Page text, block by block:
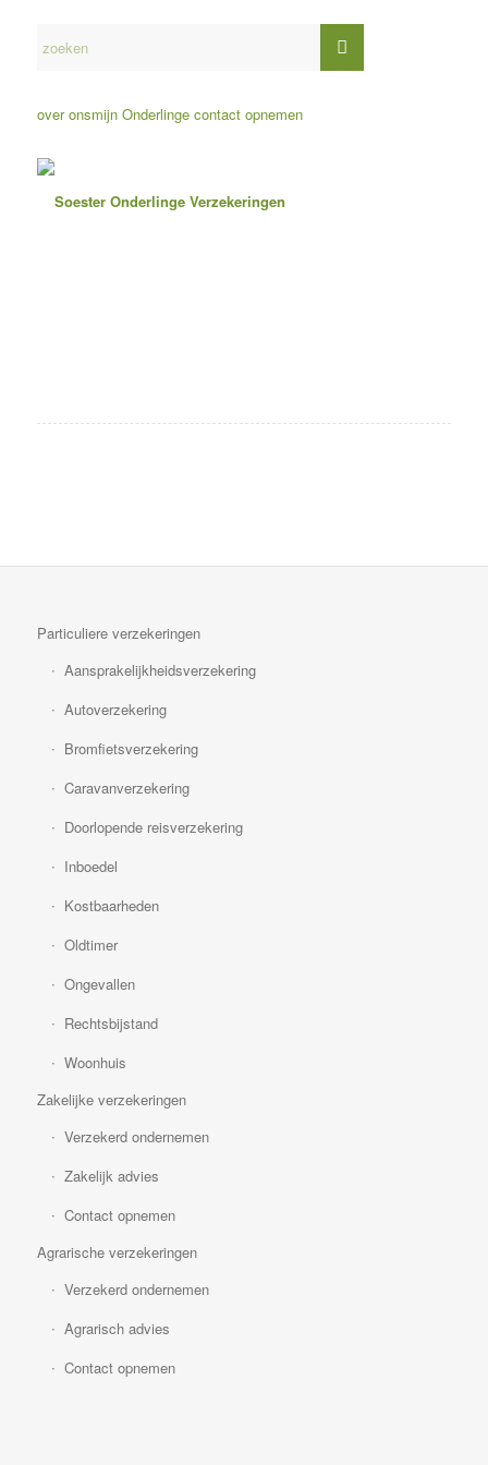
over onsmijn Onderlinge contact opnemen
Particuliere verzekeringen
Aansprakelijkheidsverzekering
Autoverzekering
Bromfietsverzekering
Caravanverzekering
Doorlopende reisverzekering
Inboedel
Kostbaarheden
Oldtimer
Ongevallen
Rechtsbijstand
Woonhuis
Zakelijke verzekeringen
Verzekerd ondernemen
Zakelijk advies
Contact opnemen
Agrarische verzekeringen
Verzekerd ondernemen
Agrarisch advies
Contact opnemen